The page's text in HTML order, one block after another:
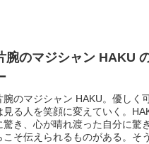
腕のマジシャン HAKU
腕のマジシャン HAKU。優しく
見る人を笑顔に変えていく。
驚き、心が晴れ渡った自分に驚
こそ伝えられるものがある。そ